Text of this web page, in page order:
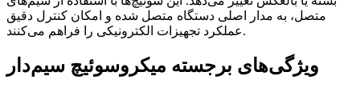
متصل، به مدار اصلی دستگاه متصل شده و امکان کنترل دقیق
عملکرد تجهیزات الکترونیکی را فراهم می‌کنند.
ویژگی‌های برجسته میکروسوئیچ سیم‌دار